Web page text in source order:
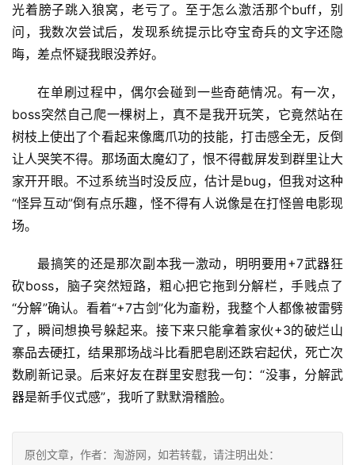
光着膀子跳入狼窝，老亏了。至于怎么激活那个buff，别
问，我数次尝试后，发现系统提示比夺宝奇兵的文字还隐
晦，差点怀疑我眼没养好。
在单刷过程中，偶尔会碰到一些奇葩情况。有一次，
boss突然自己爬一棵树上，真不是我开玩笑，它竟然站在
树枝上使出了个看起来像鹰爪功的技能，打击感全无，反倒
让人哭笑不得。那场面太魔幻了，恨不得截屏发到群里让大
家开开眼。不过系统当时没反应，估计是bug，但我对这种
“怪异互动”倒有点乐趣，怪不得有人说像是在打怪兽电影现
场。
最搞笑的还是那次副本我一激动，明明要用+7武器狂
砍boss，脑子突然短路，粗心把它拖到分解栏，手贱点了
“分解”确认。看着“+7古剑”化为齑粉，我整个人都像被雷劈
了，瞬间想换号躲起来。接下来只能拿着家伙+3的破烂山
寨品去硬扛，结果那场战斗比看肥皂剧还跌宕起伏，死亡次
数刷新记录。后来好友在群里安慰我一句：“没事，分解武
器是新手仪式感”，我听了默默滑稽脸。
原创文章，作者：淘游网，如若转载，请注明出处：